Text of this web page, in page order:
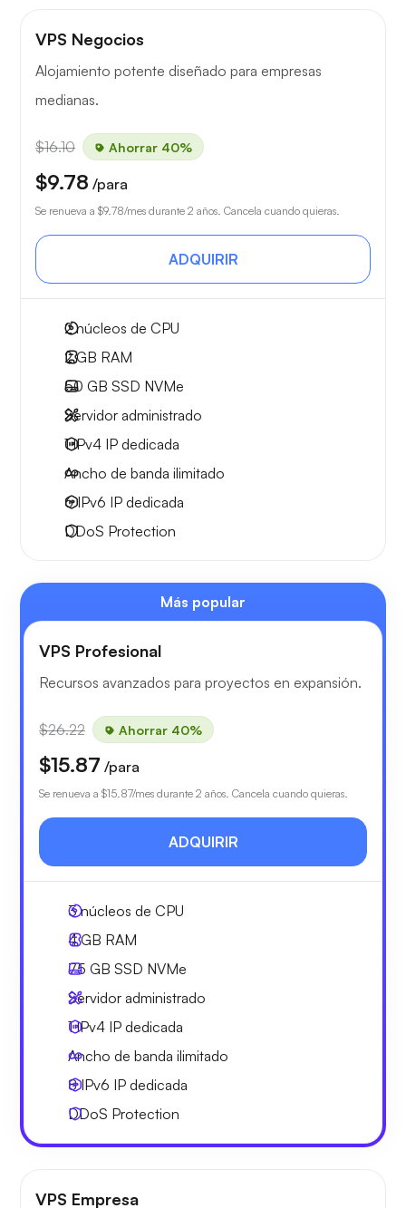
VPS Negocios
Alojamiento potente diseñado para empresas
medianas.
$16.10 Ahorrar 40%
$9.78 /para
Se renueva a $9.78/mes durante 2 años. Cancela cuando quieras.
ADQUIRIR
2núcleos de CPU
2 GB RAM
50 GB SSD NVMe
Servidor administrado
1 IPv4 IP dedicada
Ancho de banda ilimitado
6 IPv6 IP dedicada
DDoS Protection
Más popular
VPS Profesional
Recursos avanzados para proyectos en expansión.
$26.22 Ahorrar 40%
$15.87 /para
Se renueva a $15.87/mes durante 2 años. Cancela cuando quieras.
ADQUIRIR
3núcleos de CPU
4 GB RAM
75 GB SSD NVMe
Servidor administrado
1 IPv4 IP dedicada
Ancho de banda ilimitado
8 IPv6 IP dedicada
DDoS Protection
VPS Empresa